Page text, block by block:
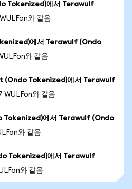
Tokenized)에서 Terawulf
와 같음
에서 Terawulf (Ondo
와 같음
(Ondo Tokenized)에서 Terawulf
WULFon와 같음
Tokenized)에서 Terawulf (Ondo
와 같음
Tokenized)에서 Terawulf
와 같음